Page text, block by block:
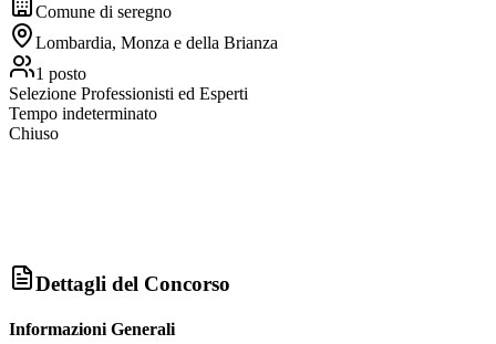
Comune di seregno
Lombardia, Monza e della Brianza
1 posto
Selezione Professionisti ed Esperti
Tempo indeterminato
Chiuso
Dettagli del Concorso
Informazioni Generali